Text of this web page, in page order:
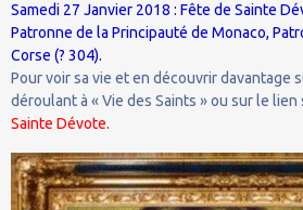
Samedi 27 Janvier 2018 : Fête de Sainte
Patronne de la Principauté de Monaco,
Corse (? 304).
Pour voir sa vie et en découvrir davantage
déroulant à « Vie des Saints » ou sur le lien
Sainte Dévote.